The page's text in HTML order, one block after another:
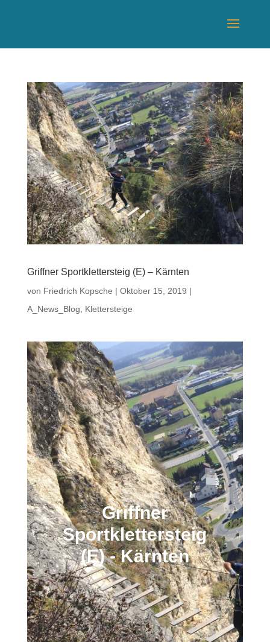
Griffner Sportklettersteig (E) – Kärnten
von Friedrich Kopsche | Oktober 15, 2019 |
A_News_Blog
Klettersteige
Griffner
Sportklettersteig
(E) - Kärnten